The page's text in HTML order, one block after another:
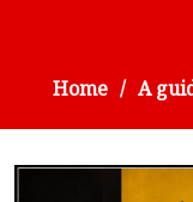
Home A